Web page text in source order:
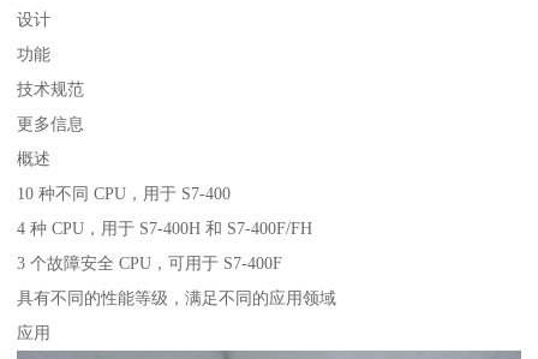
设计
功能
技术规范
更多信息
概述
10 种不同 CPU，用于 S7-400
4 种 CPU，用于 S7-400H 和 S7-400F/FH
3 个故障安全 CPU，可用于 S7-400F
具有不同的性能等级，满足不同的应用领域
应用